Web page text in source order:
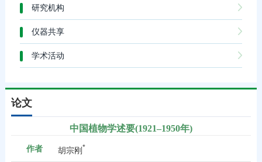
研究机构
仪器共享
学术活动
论文
中国植物学述要(1921–1950年)
作者 胡宗刚*